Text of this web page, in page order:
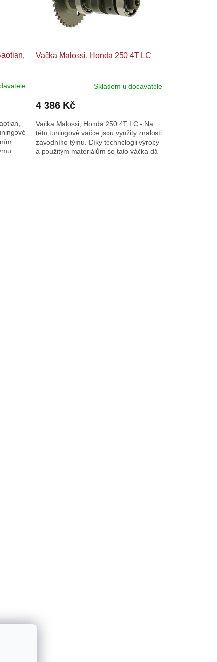
Vačka Malossi, Honda 250 4T LC
Skladem u dodavatele
4 386 Kč
Vačka Malossi, Honda 250 4T LC - Na
této tuningové vačce jsou využity znalosti
závodního týmu. Díky technologii výroby
a použitým materiálům se tato váčka dá